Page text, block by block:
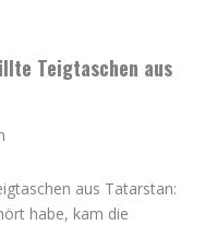
Teigtaschen aus
aus Tatarstan:
habe, kam die